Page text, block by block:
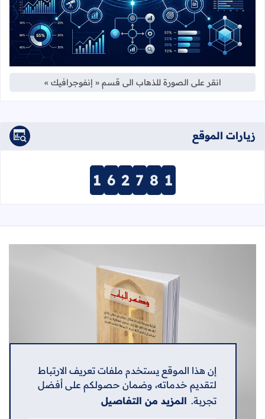
إن هذا الموقع يستخدم ملفات تعريف الارتباط
لتقديم خدماته، وضمان حصولكم على أفضل
تجربة. المزيد من التفاصيل
انقر على الصورة للذهاب الى قسم « إنفوجرافيك »
زيارات الموقع
1 6 2 7 8 1